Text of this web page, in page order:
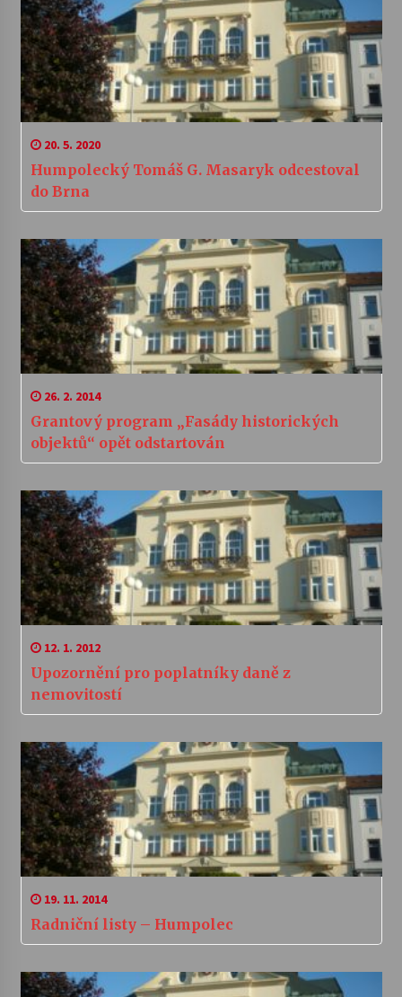
20. 5. 2020
Humpolecký Tomáš G. Masaryk odcestoval
do Brna
26. 2. 2014
Grantový program „Fasády historických
objektů“ opět odstartován
12. 1. 2012
Upozornění pro poplatníky daně z
nemovitostí
19. 11. 2014
Radniční listy – Humpolec